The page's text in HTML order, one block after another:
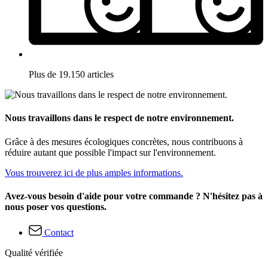
Plus de 19.150 articles
Nous travaillons dans le respect de notre environnement.
Grâce à des mesures écologiques concrètes, nous contribuons à
réduire autant que possible l'impact sur l'environnement.
Vous trouverez ici de plus amples informations.
Avez-vous besoin d'aide pour votre commande ? N'hésitez pas à
nous poser vos questions.
Contact
Qualité vérifiée